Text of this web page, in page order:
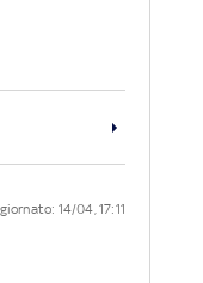
14/04, 17:11